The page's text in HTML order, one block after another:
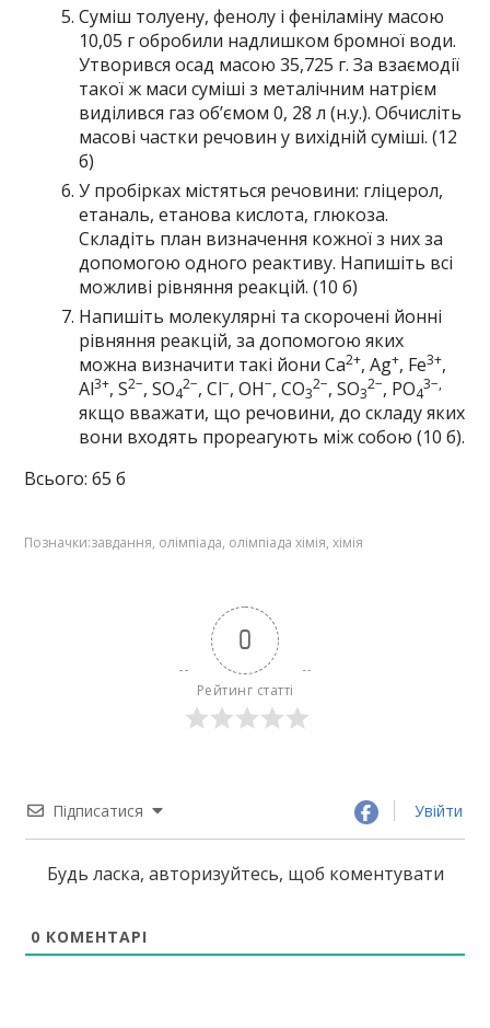
Суміш толуену, фенолу і феніламіну масою
10,05 г обробили надлишком бромної води.
Утворився осад масою 35,725 г. За взаємодії
такої ж маси суміші з металічним натрієм
виділився газ об’ємом 0, 28 л (н.у.). Обчисліть
масові частки речовин у вихідній суміші. (12
б)
У пробірках містяться речовини: гліцерол,
етаналь, етанова кислота, глюкоза.
Складіть план визначення кожної з них за
допомогою одного реактиву. Напишіть всі
можливі рівняння реакцій. (10 б)
Напишіть молекулярні та скорочені йонні
рівняння реакцій, за допомогою яких
можна визначити такі йони Ca2+, Ag+, Fe3+,
Al3+, S2−, SO4
2−, Cl−, OH−, CO3
2−, SO3
2−, PO4
3−,
якщо вважати, що речовини, до складу яких
вони входять прореагують між собою (10 б).
Всього: 65 б
Позначки:завдання, олімпіада, олімпіада хімія,хімія
0
Рейтинг статті
Підписатися Увійти
Будь ласка, авторизуйтесь, щоб коментувати
0 КОМЕНТАРІ